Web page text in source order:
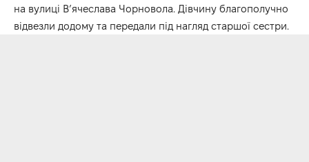
на вулиці В’ячеслава Чорновола. Дівчину благополучно
відвезли додому та передали під нагляд старшої сестри.